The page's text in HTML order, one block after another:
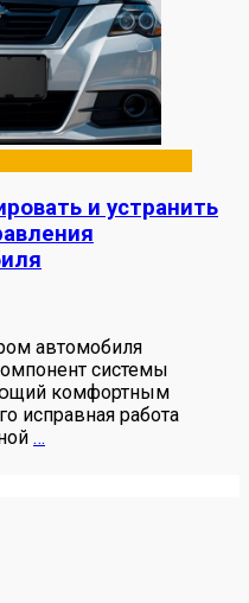
и устранить
автомобиля
системы
комфортным
исправная работа
…